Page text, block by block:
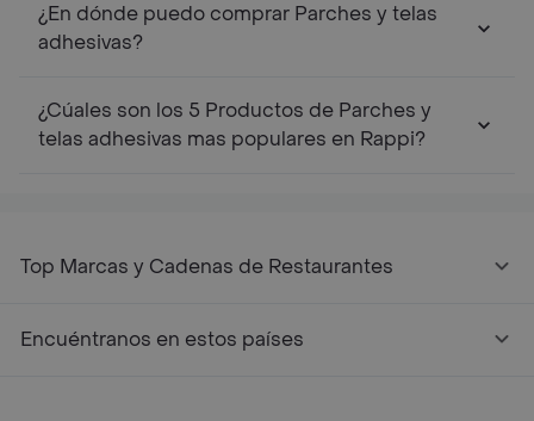
¿En dónde puedo comprar Parches y telas
adhesivas?
¿Cúales son los 5 Productos de Parches y
telas adhesivas mas populares en Rappi?
Top Marcas y Cadenas de Restaurantes
Encuéntranos en estos países